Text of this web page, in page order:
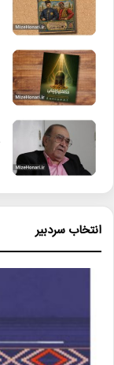
انتخاب سردبیر